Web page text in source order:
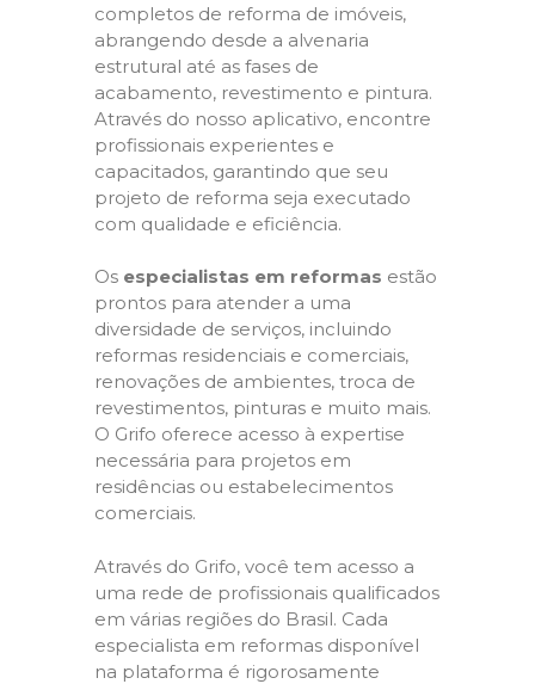
completos de reforma de imóveis,
abrangendo desde a alvenaria
estrutural até as fases de
acabamento, revestimento e pintura.
Através do nosso aplicativo, encontre
profissionais experientes e
capacitados, garantindo que seu
projeto de reforma seja executado
com qualidade e eficiência.
Os especialistas em reformas estão
prontos para atender a uma
diversidade de serviços, incluindo
reformas residenciais e comerciais,
renovações de ambientes, troca de
revestimentos, pinturas e muito mais.
O Grifo oferece acesso à expertise
necessária para projetos em
residências ou estabelecimentos
comerciais.
Através do Grifo, você tem acesso a
uma rede de profissionais qualificados
em várias regiões do Brasil. Cada
especialista em reformas disponível
na plataforma é rigorosamente